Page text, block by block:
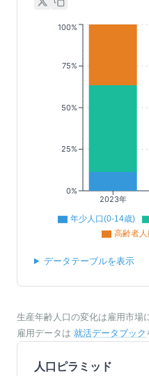
2023年
0%
25%
50%
75%
100%
年少人口(0-14歳)
高齢者
データテーブルを表示
生産年齢人口の変化は雇用市場
雇用データは 就活データブック
人口ピラミッド